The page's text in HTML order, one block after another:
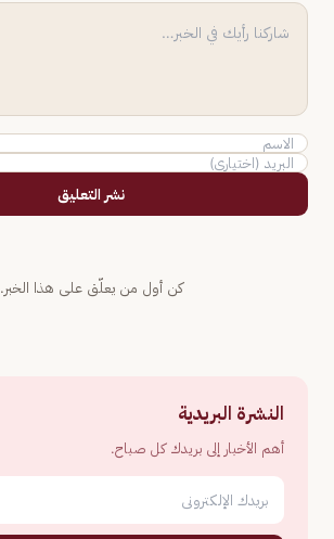
نشر التعليق
كن أول من يعلّق على هذا الخبر.
النشرة البريدية
أهم الأخبار إلى بريدك كل صباح.